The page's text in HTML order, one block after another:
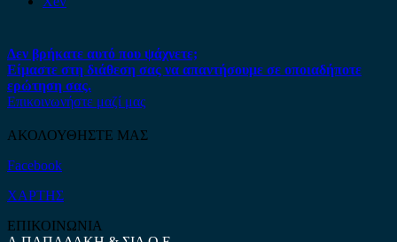
Δεν βρήκατε αυτό που ψάχνετε;
Είμαστε στη διάθεση σας να απαντήσουμε σε οποιαδήποτε
ερώτηση σας.
Επικοινωνήστε μαζί μας
ΑΚΟΛΟΥΘΗΣΤΕ ΜΑΣ
Facebook
ΧΑΡΤΗΣ
ΕΠΙΚΟΙΝΩΝΙΑ